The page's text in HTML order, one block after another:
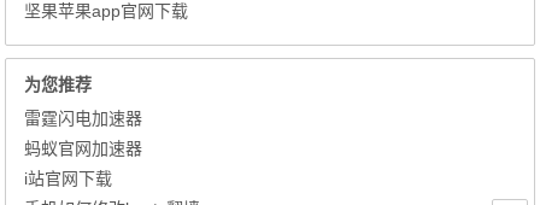
坚果苹果app官网下载
为您推荐
雷霆闪电加速器
蚂蚁官网加速器
i站官网下载